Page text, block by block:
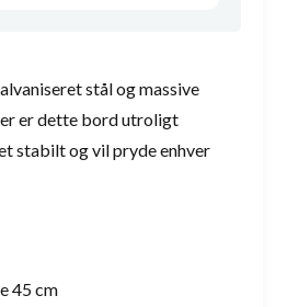
stål og massive
er dette bord utroligt
stabilt og vil pryde enhver
45 cm